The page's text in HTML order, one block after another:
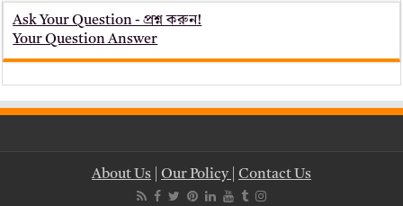
Ask Your Question - প্রশ্ন করুন!
Your Question Answer
About Us Our Policy Contact Us